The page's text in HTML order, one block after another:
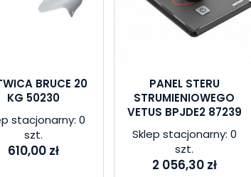
BRUCE 20
KG 50230
stacjonarny: 0
szt.
610,00 zł
PANEL STERU
STRUMIENIOWEGO
VETUS BPJDE2 87239
Sklep stacjonarny: 0
szt.
2 056,30 zł